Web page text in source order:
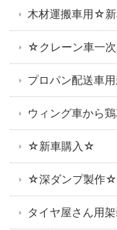
木材運搬車用☆
☆クレーン車一
プロパン配送車
ウィング車から
☆新車購入☆
☆深ダンプ製作☆
タイヤ屋さん用